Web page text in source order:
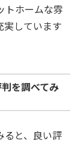
トホームな雰
実しています
を調べてみ
ると、良い評